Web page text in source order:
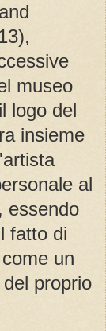
museo
logo del
insieme
al
essendo
fatto di
un
proprio